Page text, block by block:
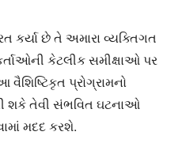
છે તે અમારા વ્યક્તિગત
કેટલીક સમીક્ષાઓ પર
પ્રોગ્રામનો
શકે તેવી સંભવિત ઘટનાઓ
મદદ કરશે.